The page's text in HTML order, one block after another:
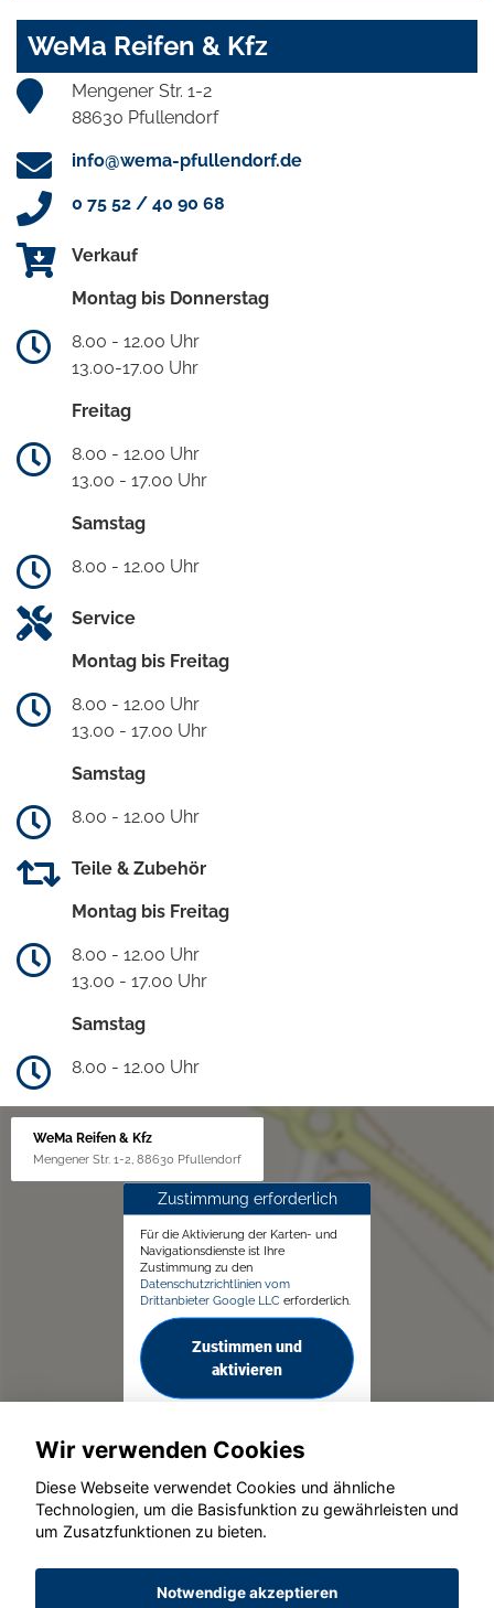
WeMa Reifen & Kfz
Mengener Str. 1-2
88630 Pfullendorf
info@wema-pfullendorf.de
0 75 52 / 40 90 68
Verkauf
Montag bis Donnerstag
8.00 - 12.00 Uhr
13.00-17.00 Uhr
Freitag
8.00 - 12.00 Uhr
13.00 - 17.00 Uhr
Samstag
8.00 - 12.00 Uhr
Service
Montag bis Freitag
8.00 - 12.00 Uhr
13.00 - 17.00 Uhr
Samstag
8.00 - 12.00 Uhr
Teile & Zubehör
Montag bis Freitag
8.00 - 12.00 Uhr
13.00 - 17.00 Uhr
Samstag
8.00 - 12.00 Uhr
WeMa Reifen & Kfz
Mengener Str. 1-2, 88630 Pfullendorf
Zustimmung erforderlich
Für die Aktivierung der Karten- und
Navigationsdienste ist Ihre
Zustimmung zu den
Datenschutzrichtlinien vom
Drittanbieter Google LLC erforderlich.
Zustimmen und
aktivieren
© konjunkturmotor.de GmbH 2020 - 2026
Wir verwenden Cookies
Diese Webseite verwendet Cookies und ähnliche
Technologien, um die Basisfunktion zu gewährleisten und
um Zusatzfunktionen zu bieten.
Notwendige akzeptieren